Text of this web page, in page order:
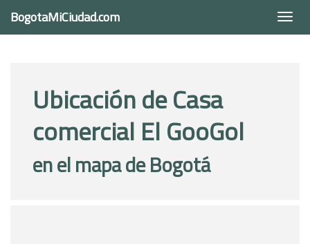
BogotaMiCiudad.com
Ubicación de Casa
comercial El GooGol
en el mapa de Bogotá